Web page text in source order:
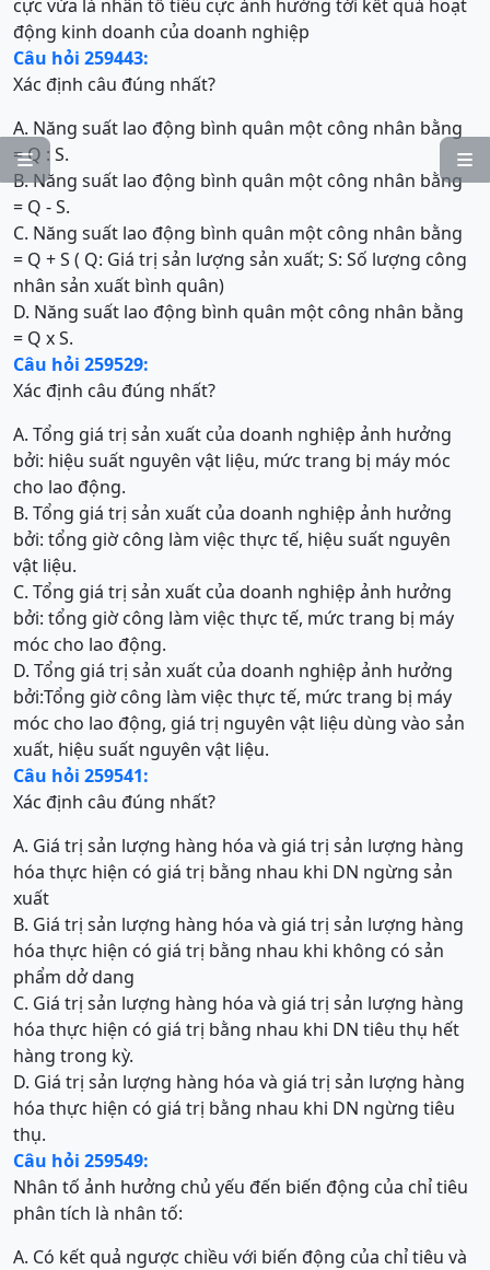


cực vừa là nhân tố tiêu cực ảnh hưởng tới kết quả hoạt
động kinh doanh của doanh nghiệp
Câu hỏi 259443:
Xác định câu đúng nhất?
A. Năng suất lao động bình quân một công nhân bằng
= Q : S.
B. Năng suất lao động bình quân một công nhân bằng
= Q - S.
C. Năng suất lao động bình quân một công nhân bằng
= Q + S ( Q: Giá trị sản lượng sản xuất; S: Số lượng công
nhân sản xuất bình quân)
D. Năng suất lao động bình quân một công nhân bằng
= Q x S.
Câu hỏi 259529:
Xác định câu đúng nhất?
A. Tổng giá trị sản xuất của doanh nghiệp ảnh hưởng
bởi: hiệu suất nguyên vật liệu, mức trang bị máy móc
cho lao động.
B. Tổng giá trị sản xuất của doanh nghiệp ảnh hưởng
bởi: tổng giờ công làm việc thực tế, hiệu suất nguyên
vật liệu.
C. Tổng giá trị sản xuất của doanh nghiệp ảnh hưởng
bởi: tổng giờ công làm việc thực tế, mức trang bị máy
móc cho lao động.
D. Tổng giá trị sản xuất của doanh nghiệp ảnh hưởng
bởi:Tổng giờ công làm việc thực tế, mức trang bị máy
móc cho lao động, giá trị nguyên vật liệu dùng vào sản
xuất, hiệu suất nguyên vật liệu.
Câu hỏi 259541:
Xác định câu đúng nhất?
A. Giá trị sản lượng hàng hóa và giá trị sản lượng hàng
hóa thực hiện có giá trị bằng nhau khi DN ngừng sản
xuất
B. Giá trị sản lượng hàng hóa và giá trị sản lượng hàng
hóa thực hiện có giá trị bằng nhau khi không có sản
phẩm dở dang
C. Giá trị sản lượng hàng hóa và giá trị sản lượng hàng
hóa thực hiện có giá trị bằng nhau khi DN tiêu thụ hết
hàng trong kỳ.
D. Giá trị sản lượng hàng hóa và giá trị sản lượng hàng
hóa thực hiện có giá trị bằng nhau khi DN ngừng tiêu
thụ.
Câu hỏi 259549:
Nhân tố ảnh hưởng chủ yếu đến biến động của chỉ tiêu
phân tích là nhân tố:
A. Có kết quả ngược chiều với biến động của chỉ tiêu và